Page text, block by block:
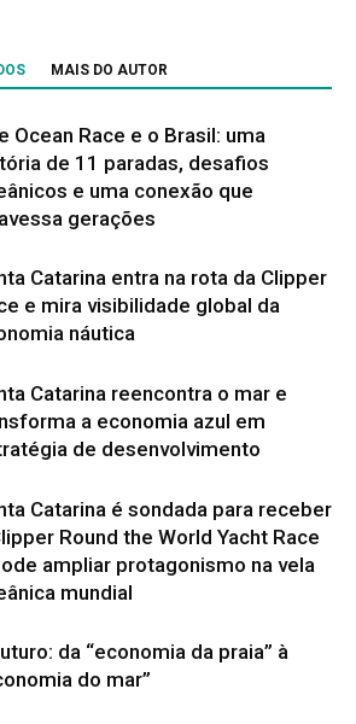
MAIS DO AUTOR
Ocean Race e o Brasil: uma
de 11 paradas, desafios
e uma conexão que
gerações
Catarina entra na rota da Clipper
e mira visibilidade global da
náutica
Catarina reencontra o mar e
a economia azul em
de desenvolvimento
Catarina é sondada para receber
Round the World Yacht Race
ampliar protagonismo na vela
mundial
da “economia da praia” à
do mar”